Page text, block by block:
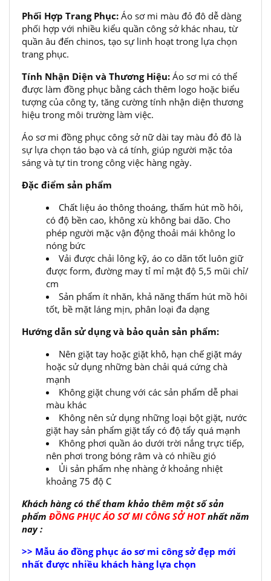
Phối Hợp Trang Phục: Áo sơ mi màu đỏ đô dễ dàng
phối hợp với nhiều kiểu quần công sở khác nhau, từ
quần âu đến chinos, tạo sự linh hoạt trong lựa chọn
trang phục.
Tính Nhận Diện và Thương Hiệu: Áo sơ mi có thể
được làm đồng phục bằng cách thêm logo hoặc biểu
tượng của công ty, tăng cường tính nhận diện thương
hiệu trong môi trường làm việc.
Áo sơ mi đồng phục công sở nữ dài tay màu đỏ đô là
sự lựa chọn táo bạo và cá tính, giúp người mặc tỏa
sáng và tự tin trong công việc hàng ngày.
Đặc điểm sản phẩm
Chất liệu áo thông thoáng, thấm hút mồ hôi,
có độ bền cao, không xù không bai dão. Cho
phép người mặc vận động thoải mái không lo
nóng bức
Vải được chải lông kỹ, áo co dãn tốt luôn giữ
được form, đường may tỉ mỉ mật độ 5,5 mũi chỉ/
cm
Sản phẩm ít nhăn, khả năng thấm hút mồ hôi
tốt, bề mặt láng mịn, phân loại đa dạng
Hướng dẫn sử dụng và bảo quản sản phẩm:
Nên giặt tay hoặc giặt khô, hạn chế giặt máy
hoặc sử dụng những bàn chải quá cứng chà
mạnh
Không giặt chung với các sản phẩm dễ phai
màu khác
Không nên sử dụng những loại bột giặt, nước
giặt hay sản phẩm giặt tẩy có độ tẩy quá mạnh
Không phơi quần áo dưới trời nắng trực tiếp,
nên phơi trong bóng râm và có nhiều gió
Ủi sản phẩm nhẹ nhàng ở khoảng nhiệt
khoảng 75 độ C
Khách hàng có thể tham khảo thêm một số sản
phẩm ĐỒNG PHỤC ÁO SƠ MI CÔNG SỞ HOTnhất năm
nay :
>> Mẫu áo đồng phục áo sơ mi công sở đẹp mới
nhất được nhiều khách hàng lựa chọn